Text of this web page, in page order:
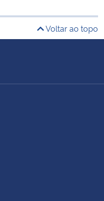
Voltar ao topo